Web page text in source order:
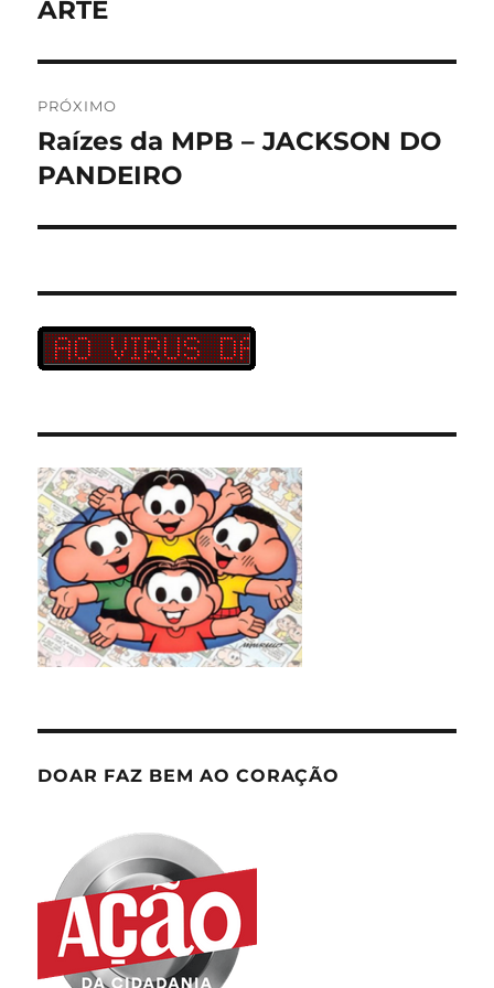
Post
anterior:
ARTE
PRÓXIMO
Próximo
post:
Raízes da MPB – JACKSON DO
PANDEIRO
DOAR FAZ BEM AO CORAÇÃO